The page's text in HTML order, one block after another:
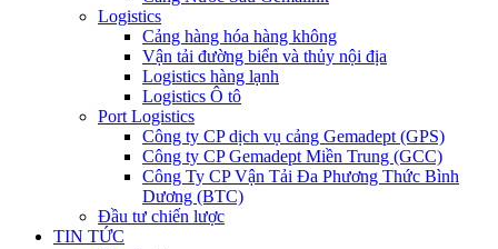
Logistics
Cảng hàng hóa hàng không
Vận tải đường biển và thủy nội địa
Logistics hàng lạnh
Logistics Ô tô
Port Logistics
Công ty CP dịch vụ cảng Gemadept (GPS)
Công ty CP Gemadept Miền Trung (GCC)
Công Ty CP Vận Tải Đa Phương Thức Bình
Dương (BTC)
Đầu tư chiến lược
TIN TỨC